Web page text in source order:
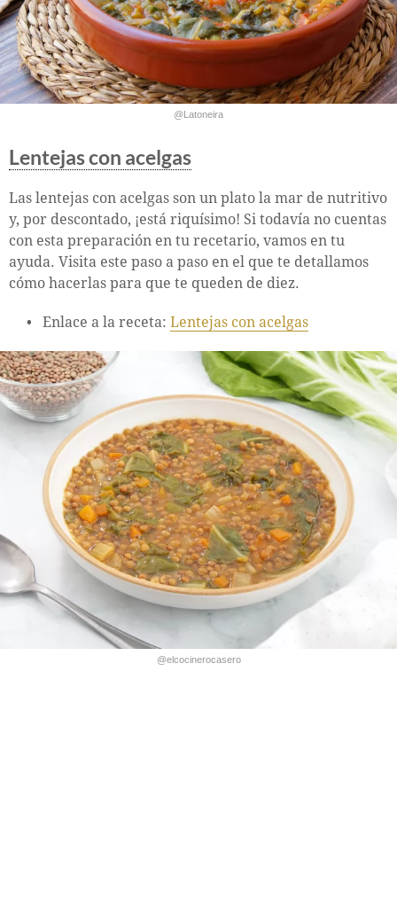
@Latoneira
Lentejas con acelgas
Las lentejas con acelgas son un plato la mar de nutritivo
y, por descontado, ¡está riquísimo! Si todavía no cuentas
con esta preparación en tu recetario, vamos en tu
ayuda. Visita este paso a paso en el que te detallamos
cómo hacerlas para que te queden de diez.
Enlace a la receta: Lentejas con acelgas
@elcocinerocasero